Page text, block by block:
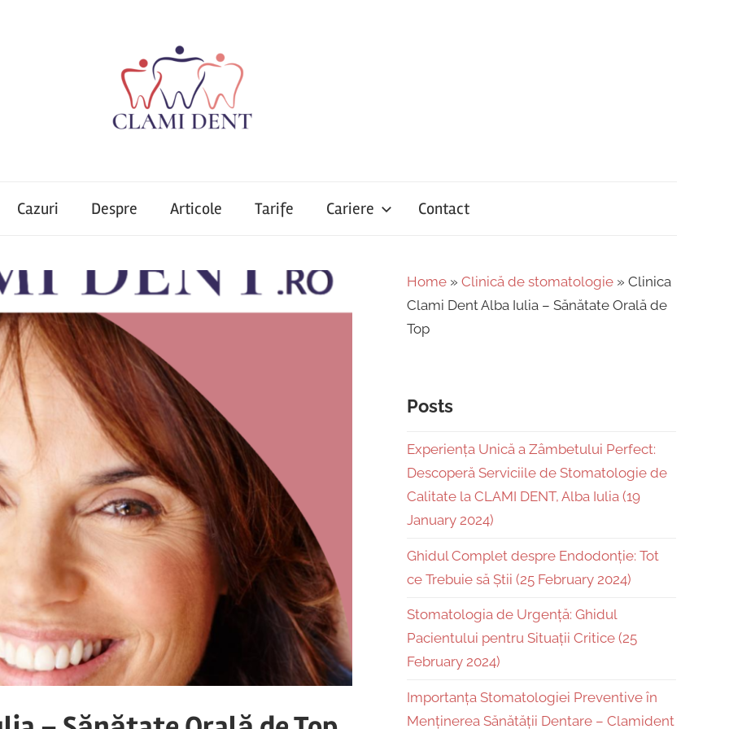
Cazuri Despre Articole Tarife Cariere Contact
Home » Clinică de stomatologie » Clinica
Clami Dent Alba Iulia – Sănătate Orală de
Top
Posts
Experiența Unică a Zâmbetului Perfect:
Descoperă Serviciile de Stomatologie de
Calitate la CLAMI DENT, Alba Iulia (19
January 2024)
Ghidul Complet despre Endodonție: Tot
ce Trebuie să Știi (25 February 2024)
Stomatologia de Urgență: Ghidul
Pacientului pentru Situații Critice (25
February 2024)
Importanța Stomatologiei Preventive în
Menținerea Sănătății Dentare – Clamident